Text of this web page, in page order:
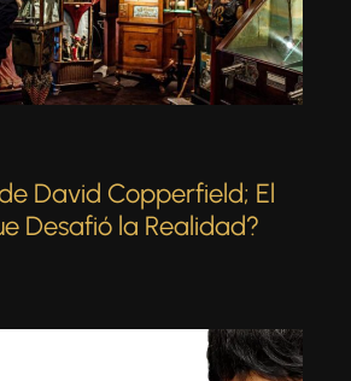
David Copperfield; El
Desafió la Realidad?